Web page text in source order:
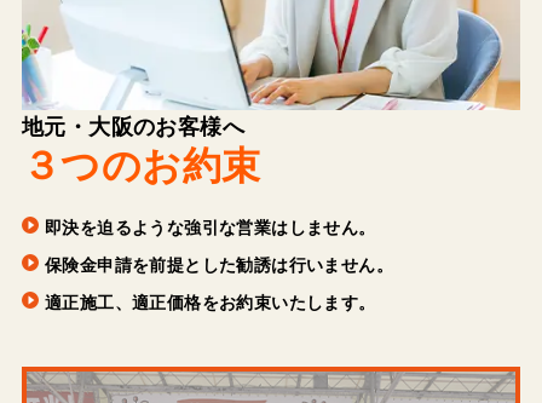
地元・大阪のお客様へ
３つのお約束
即決を迫るような強引な営業はしません。
保険金申請を前提とした勧誘は行いません。
適正施工、適正価格をお約束いたします。